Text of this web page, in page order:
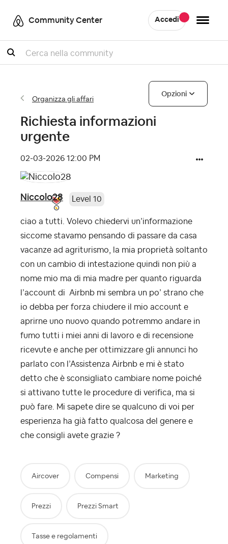
Community Center Accedi
Cercare
Organizza gli affari
Opzioni
Richiesta informazioni
urgente
‎02-03-2026 12:00 PM
Niccolo28 Level 10
ciao a tutti. Volevo chiedervi un’informazione
siccome stavamo pensando di passare da casa
vacanze ad agriturismo, la mia proprietà soltanto
con un cambio di intestazione quindi non più a
nome mio ma di mia madre per quanto riguarda
l’account di Airbnb mi sembra un po’ strano che
io debba per forza chiudere il mio account e
aprirne uno nuovo quando potremmo andare in
fumo tutti i miei anni di lavoro e di recensione
ricevute e anche per ottimizzare gli annunci ho
parlato con l’Assistenza Airbnb e mi è stato
detto che è sconsigliato cambiare nome poiché
si attivano tutte le procedure di verifica, ma si
può fare. Mi sapete dire se qualcuno di voi per
esperienza ha già fatto qualcosa del genere e
che consigli avete grazie ?
Aircover Compensi Marketing
Prezzi Prezzi Smart
Tasse e regolamenti